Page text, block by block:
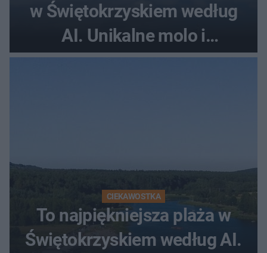
w Świętokrzyskiem według
AI. Unikalne molo i
promenada
CIEKAWOSTKA
To najpiękniejsza plaża w
Świętokrzyskiem według AI.